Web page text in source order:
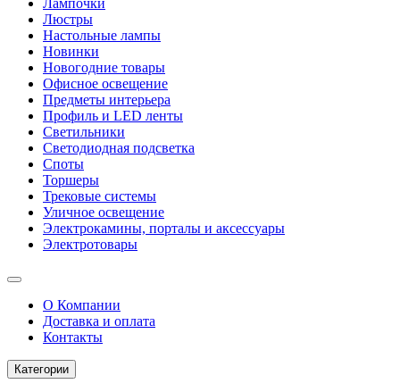
Лампочки
Люстры
Настольные лампы
Новинки
Новогодние товары
Офисное освещение
Предметы интерьера
Профиль и LED ленты
Светильники
Светодиодная подсветка
Споты
Торшеры
Трековые системы
Уличное освещение
Электрокамины, порталы и аксессуары
Электротовары
О Компании
Доставка и оплата
Контакты
Категории